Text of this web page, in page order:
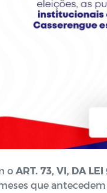
o ART. 73, VI, DA
que antecedem